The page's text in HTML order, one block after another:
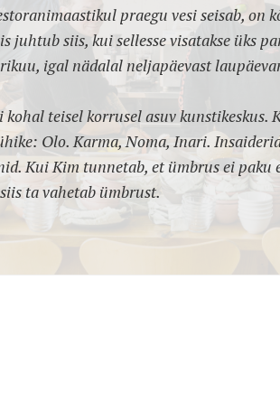
praegu vesi seisab, on
juhtub siis, kui sellesse visatakse üks
igal nädalal neljapäevast
kohal teisel korrusel asuv
Olo. Karma, Noma, Inari.
Kui Kim tunnetab, et ümbrus ei
ta vahetab ümbrust.